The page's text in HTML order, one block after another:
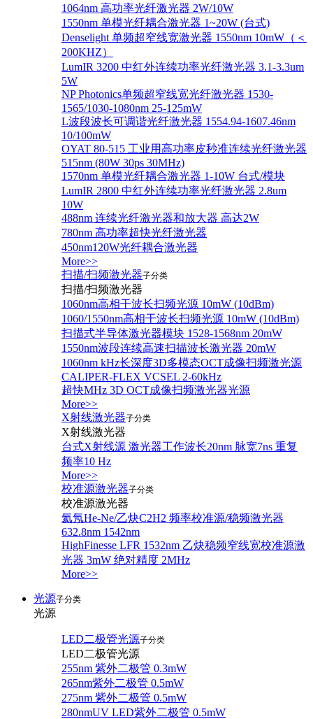
1064nm 高功率光纤激光器 2W/10W
1550nm 单模光纤耦合激光器 1~20W (台式)
Denselight 单频超窄线宽激光器 1550nm 10mW（＜
200KHZ）
LumIR 3200 中红外连续功率光纤激光器 3.1-3.3um
5W
NP Photonics单频超窄线宽光纤激光器 1530-
1565/1030-1080nm 25-125mW
L波段波长可调谐光纤激光器 1554.94-1607.46nm
10/100mW
OYAT 80-515 工业用高功率皮秒准连续光纤激光器
515nm (80W 30ps 30MHz)
1570nm 单模光纤耦合激光器 1-10W 台式/模块
LumIR 2800 中红外连续功率光纤激光器 2.8um
10W
488nm 连续光纤激光器和放大器 高达2W
780nm 高功率超快光纤激光器
450nm120W光纤耦合激光器
More>>
扫描/扫频激光器子分类
扫描/扫频激光器
1060nm高相干波长扫频光源 10mW (10dBm)
1060/1550nm高相干波长扫频光源 10mW (10dBm)
扫描式半导体激光器模块 1528-1568nm 20mW
1550nm波段连续高速扫描波长激光器 20mW
1060nm kHz长深度3D多模态OCT成像扫频激光源
CALIPER-FLEX VCSEL 2-60kHz
超快MHz 3D OCT成像扫频激光器光源
More>>
X射线激光器子分类
X射线激光器
台式X射线源 激光器工作波长20nm 脉宽7ns 重复
频率10 Hz
More>>
校准源激光器子分类
校准源激光器
氦氖He-Ne/乙炔C2H2 频率校准源/稳频激光器
632.8nm 1542nm
HighFinesse LFR 1532nm 乙炔稳频窄线宽校准源激
光器 3mW 绝对精度 2MHz
More>>
光源子分类
光源
LED二极管光源子分类
LED二极管光源
255nm 紫外二极管 0.3mW
265nm紫外二极管 0.5mW
275nm 紫外二极管 0.5mW
280nmUV LED紫外二极管 0.5mW